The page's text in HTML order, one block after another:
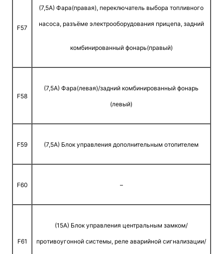
F57
(7,5A) Фара(правая), переключатель выбора топливного
насоса, разъёме электрооборудования прицепа, задний
комбинированный фонарь(правый)
F58
(7,5A) Фара(левая)/задний комбинированный фонарь
(левый)
F59 (7,5A) Блок управления дополнительным отопителем
F60 –
F61
(15A) Блок управления центральным замком/
противоугонной системы, реле аварийной сигнализации/